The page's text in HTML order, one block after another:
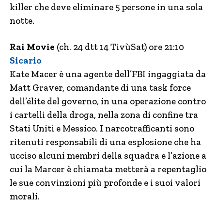
killer che deve eliminare 5 persone in una sola
notte.
Rai Movie (ch. 24 dtt 14 TivùSat) ore 21:10
Sicario
Kate Macer è una agente dell’FBI ingaggiata da
Matt Graver, comandante di una task force
dell’élite del governo, in una operazione contro
i cartelli della droga, nella zona di confine tra
Stati Uniti e Messico. I narcotrafficanti sono
ritenuti responsabili di una esplosione che ha
ucciso alcuni membri della squadra e l’azione a
cui la Marcer è chiamata metterà a repentaglio
le sue convinzioni più profonde e i suoi valori
morali.